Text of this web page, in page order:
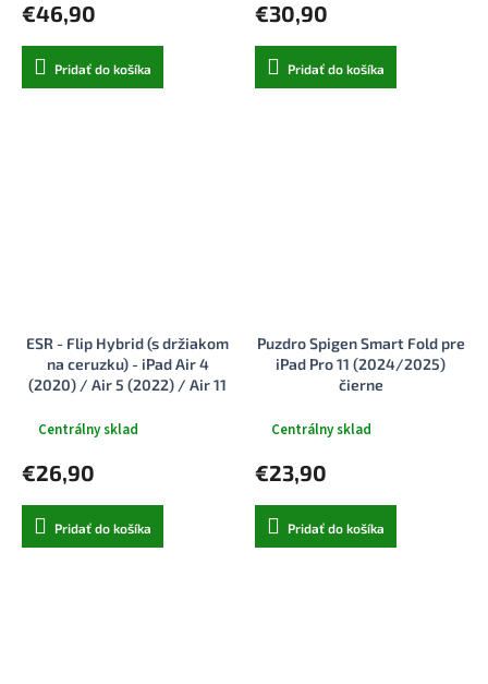
€46,90
Pridať do košíka
€30,90
Pridať do košíka
ESR - Flip Hybrid (s držiakom
na ceruzku) - iPad Air 4
(2020) / Air 5 (2022) / Air 11
blankytne modrá
Centrálny sklad
€26,90
Pridať do košíka
Puzdro Spigen Smart Fold pre
iPad Pro 11 (2024/2025)
čierne
Centrálny sklad
€23,90
Pridať do košíka